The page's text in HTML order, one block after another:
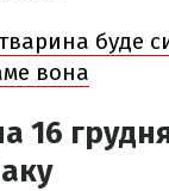
буде
вона
16